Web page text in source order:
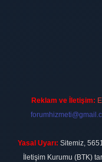
Reklam ve İletişim:
Yasal Uyarı: Sitemiz,
İletişim Kurumu (BTK)